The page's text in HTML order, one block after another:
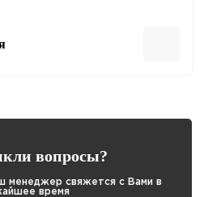
вопросы?
менеджер свяжется с Вами в
время